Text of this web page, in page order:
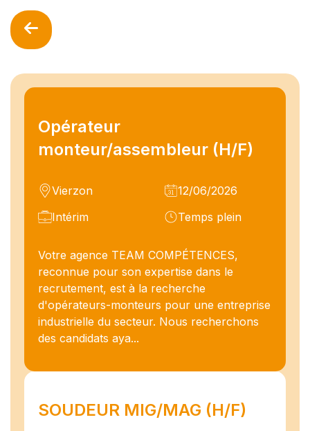
Opérateur
monteur/assembleur (H/F)
Vierzon
12/06/2026
Intérim
Temps plein
Votre agence TEAM COMPÉTENCES,
reconnue pour son expertise dans le
recrutement, est à la recherche
d'opérateurs-monteurs pour une entreprise
industrielle du secteur. Nous recherchons
des candidats aya...
SOUDEUR MIG/MAG (H/F)